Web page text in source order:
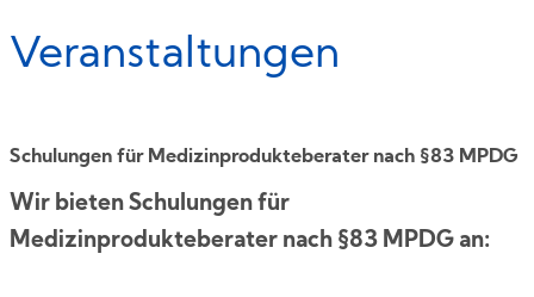
Veranstaltungen
Schulungen für Medizinprodukteberater nach §83 MPDG
Wir bieten Schulungen für
Medizinprodukteberater nach §83 MPDG an: